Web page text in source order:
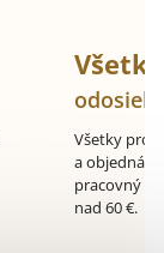
Všetky
a
pracovný
nad 60 €.